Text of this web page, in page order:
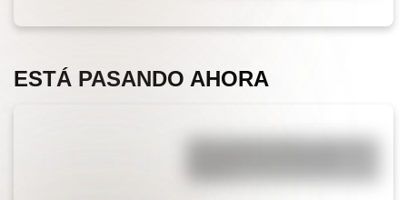
ESTÁ PASANDO AHORA
¿Qué significa SOS y cómo se